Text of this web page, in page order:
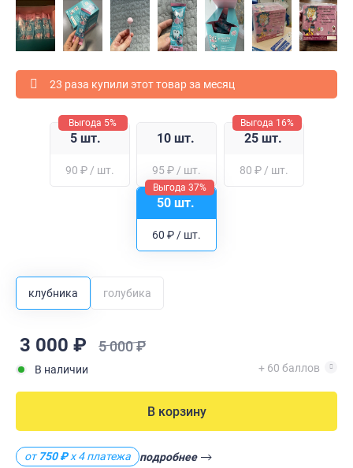
23 раза купили этот товар за месяц
Выгода 5%
5 шт.
90 ₽ / шт.
10 шт.
95 ₽ / шт.
Выгода 16%
25 шт.
80 ₽ / шт.
Выгода 37%
50 шт.
60 ₽ / шт.
клубника голубика
3 000 ₽ 5 000 ₽
В наличии + 60 баллов
В корзину
от 750 ₽х 4 платежа подробнее